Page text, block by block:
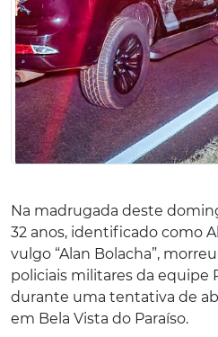
Na madrugada deste
32 anos, identificado como
vulgo “Alan Bolacha”,
policiais militares da equipe
durante uma tentativa de
em Bela Vista do Paraíso.